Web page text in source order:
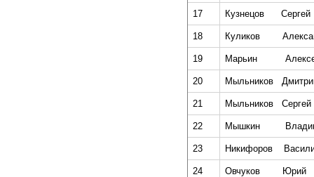
17 Кузнецов Сергей
18 Куликов
19 Марьин
20 Мыльников
21 Мыльников Сергей
22 Мышкин
23 Никифоров
24 Овчуков Юрий